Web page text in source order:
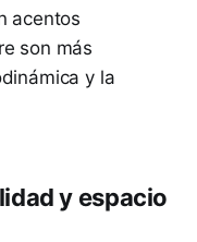
acentos
son más
y la
y espacio